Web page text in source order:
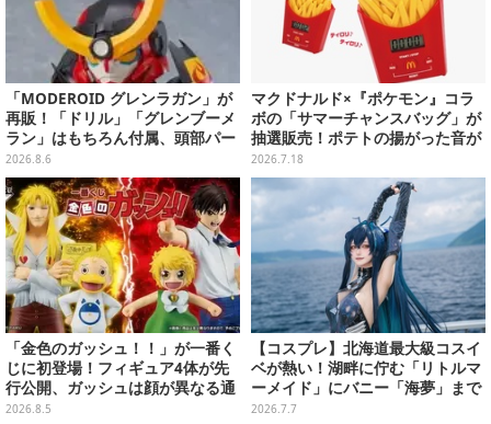
「MODEROID グレンラガン」が
再販！「ドリル」「グレンブーメ
ラン」はもちろん付属、頭部パー
ツを組み替えると「ラガン」も再
現可能
2026.8.6
マクドナルド×『ポケモン』コラ
ボの「サマーチャンスバッグ」が
抽選販売！ポテトの揚がった音が
流れる「とびだすピカチュウ ポテ
トタイマー」など当たる
2026.7.18
「金色のガッシュ！！」が一番く
じに初登場！フィギュア4体が先
行公開、ガッシュは顔が異なる通
常/ザケルver.の2種
2026.8.5
【コスプレ】北海道最大級コスイ
ベが熱い！湖畔に佇む「リトルマ
ーメイド」にバニー「海夢」まで
珠玉の美麗レイヤー12選【写真50
2026.7.7